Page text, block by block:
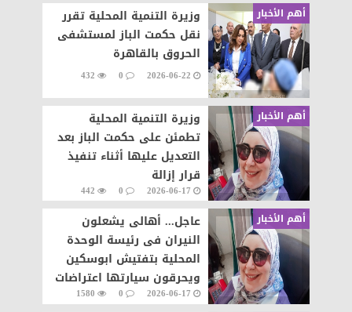
أهم الأخبار
وزيرة التنمية المحلية تقرر
نقل حكمت الباز لمستشفى
الحروق بالقاهرة
2026-06-22
0
432
أهم الأخبار
وزيرة التنمية المحلية
تطمئن على حكمت الباز بعد
التعديل عليها أثناء تنفيذ
قرار إزالة
2026-06-17
0
442
أهم الأخبار
عاجل... أهالى يشعلون
النيران فى رئيسة الوحدة
المحلية بتفتيش ابوسكين
ويحرقون سيارتها اعتراضات
على تنفيذ قرار إزالة..
2026-06-17
0
1580